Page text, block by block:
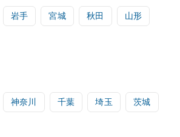
岩手 宮城 秋田 山形
神奈川 千葉 埼玉 茨城